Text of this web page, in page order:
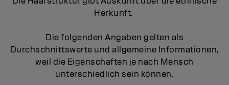
Herkunft.
Die folgenden Angaben gelten als
Durchschnittswerte und allgemeine Informationen,
weil die Eigenschaften je nach Mensch
unterschiedlich sein können.